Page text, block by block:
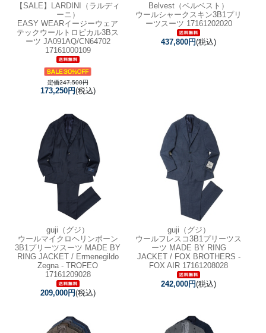
【SALE】
LARDINI（ラルディ
ーニ）
EASY WEARイージーウェア
テックウールトロピカル3Bス
ーツ JA091AQ/CN64702
17161000109
定価247,500円
173,250円(税込)
Belvest（ベルベスト）
ウールシャークスキン3B1プリ
ーツスーツ 17161202020
437,800円(税込)
guji（グジ）
ウールマイクロヘリンボーン
3B1プリーツスーツ MADE BY
RING JACKET / Ermenegildo
Zegna - TROFEO
17161209028
209,000円(税込)
guji（グジ）
ウールフレスコ3B1プリーツス
ーツ MADE BY RING
JACKET / FOX BROTHERS -
FOX AIR 17161208028
242,000円(税込)